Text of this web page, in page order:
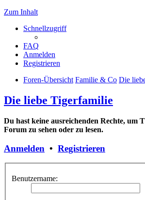
Zum Inhalt
Schnellzugriff
FAQ
Anmelden
Registrieren
Foren-Übersicht Familie & Co Die
Die liebe Tigerfamilie
Du hast keine ausreichenden Rechte, um
Forum zu sehen oder zu lesen.
Anmelden • Registrieren
Benutzername: